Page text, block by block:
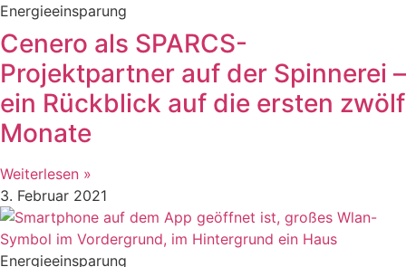
Energieeinsparung
Cenero als SPARCS-
Projektpartner auf der Spinnerei –
ein Rückblick auf die ersten zwölf
Monate
Weiterlesen »
3. Februar 2021
Energieeinsparung